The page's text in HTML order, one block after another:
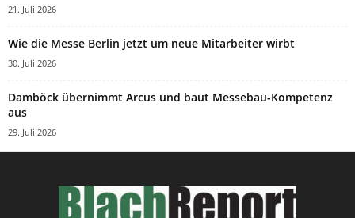
21. Juli 2026
Wie die Messe Berlin jetzt um neue Mitarbeiter wirbt
30. Juli 2026
Damböck übernimmt Arcus und baut Messebau-Kompetenz
aus
29. Juli 2026